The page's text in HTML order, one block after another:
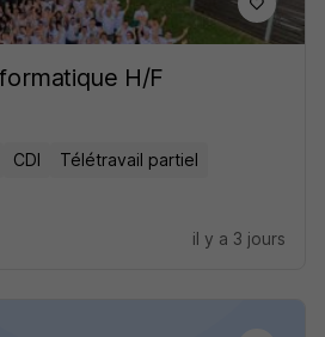
H/F
CDI Télétravail partiel
il y a 3 jours